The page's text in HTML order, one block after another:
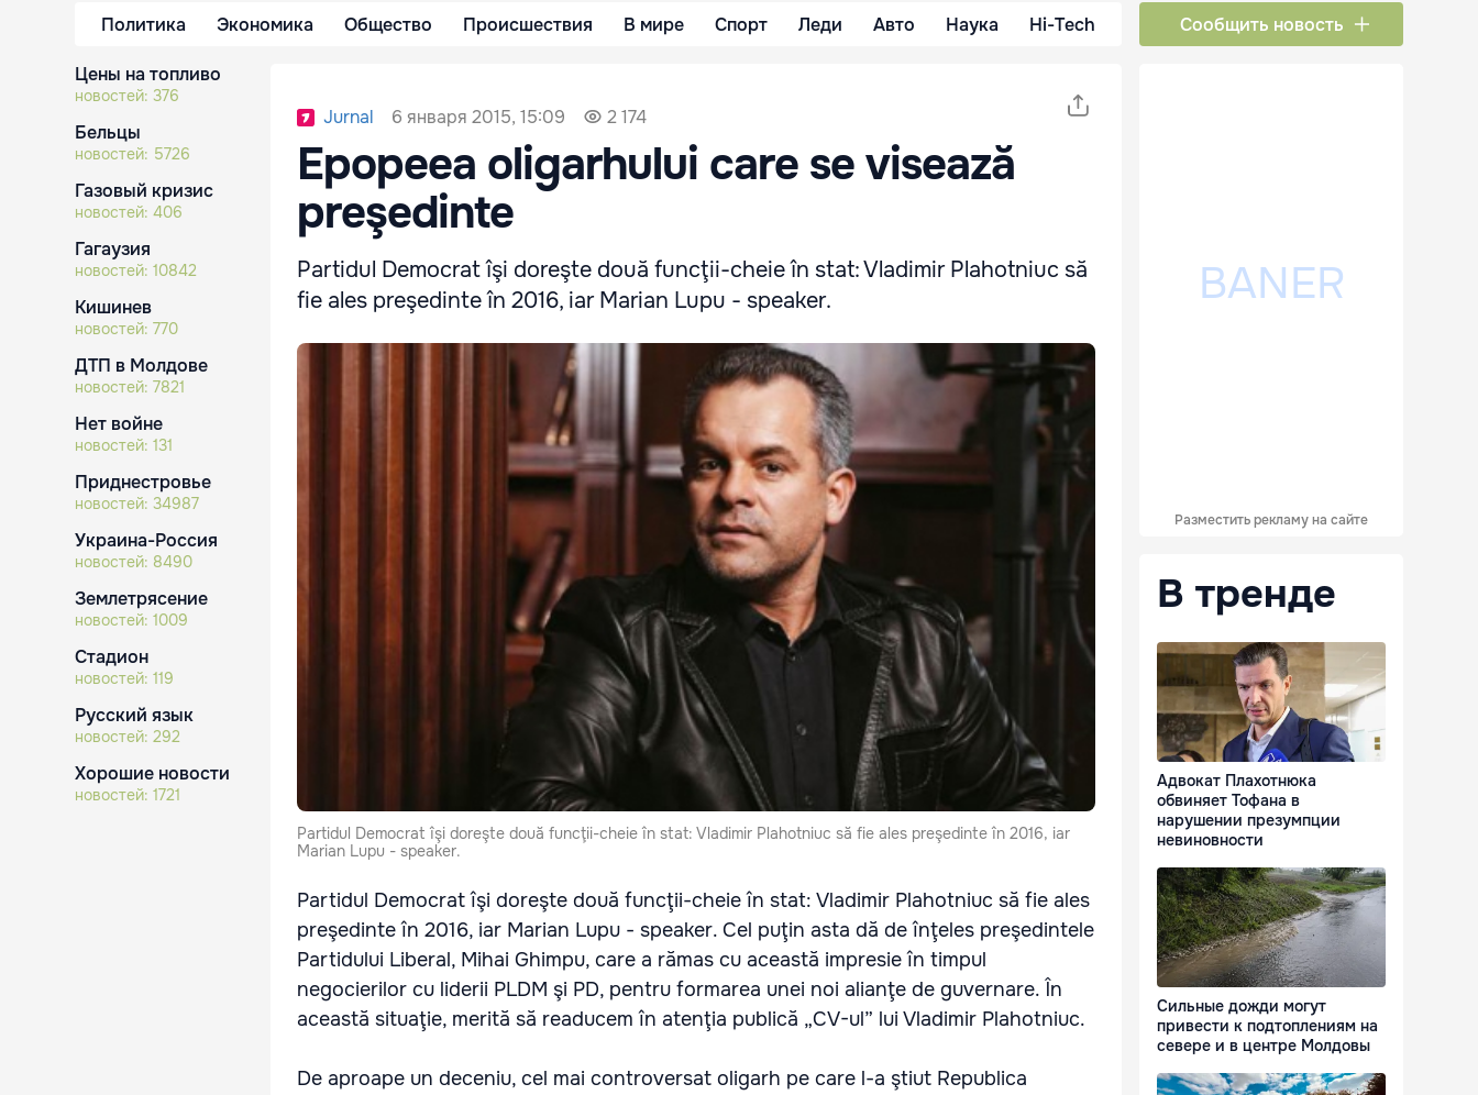
Политика Экономика Общество Происшествия В мире Спорт Леди Авто Наука Hi-Tech Сообщить новость
Цены на топливо
новостей: 376
Бельцы
новостей: 5726
Газовый кризис
новостей: 406
Гагаузия
новостей: 10842
Кишинев
новостей: 770
ДТП в Молдове
новостей: 7821
Нет войне
новостей: 131
Приднестровье
новостей: 34987
Украина-Россия
новостей: 8490
Землетрясение
новостей: 1009
Стадион
новостей: 119
Русский язык
новостей: 292
Хорошие новости
новостей: 1721
Jurnal 6 января 2015, 15:09 2 174
Epopeea oligarhului care se visează
preşedinte
Partidul Democrat îşi doreşte două funcţii-cheie în stat: Vladimir Plahotniuc să
fie ales preşedinte în 2016, iar Marian Lupu - speaker.
Partidul Democrat îşi doreşte două funcţii-cheie în stat: Vladimir Plahotniuc să fie ales preşedinte în 2016, iar
Marian Lupu - speaker.
Partidul Democrat îşi doreşte două funcţii-cheie în stat: Vladimir Plahotniuc să fie ales
preşedinte în 2016, iar Marian Lupu - speaker. Cel puţin asta dă de înţeles preşedintele
Partidului Liberal, Mihai Ghimpu, care a rămas cu această impresie în timpul
negocierilor cu liderii PLDM şi PD, pentru formarea unei noi alianţe de guvernare. În
această situaţie, merită să readucem în atenţia publică „CV-ul” lui Vladimir Plahotniuc.
De aproape un deceniu, cel mai controversat oligarh pe care l-a ştiut Republica
Разместить рекламу на сайте
В тренде
Адвокат Плахотнюка
обвиняет Тофана в
нарушении презумпции
невиновности
Сильные дожди могут
привести к подтоплениям на
севере и в центре Молдовы